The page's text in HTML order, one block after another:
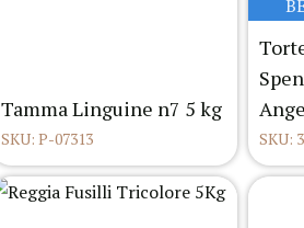
Tamma Linguine n7 5 kg
SKU: P-07313 SKU: